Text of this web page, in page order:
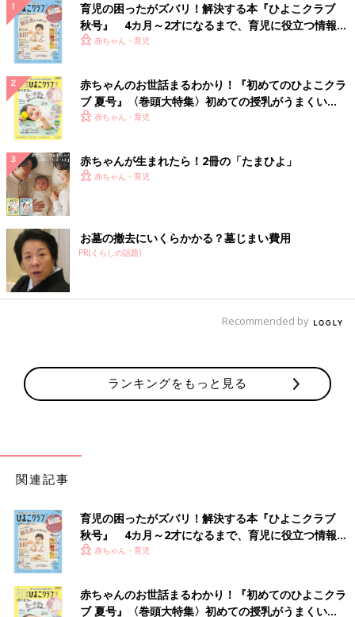
およそ3時間ごとに繰り返される、新生児の母乳・搾乳・ミルク
育児の困ったがズバリ！解決する本『ひよこクラブ
秋号』 4カ月～2才になるまで、育児に役立つ情報が
いっぱい！
赤ちゃん・育児
赤ちゃんのお世話まるわかり！『初めてのひよこクラ
ブ 夏号』〈巻頭大特集〉初めての授乳がうまくい
く！ おっぱい・ミルクの基本と夏のトラブル 解決テ
赤ちゃん・育児
赤ちゃんが生まれたら！2冊の「たまひよ」
赤ちゃん・育児
お墓の撤去にいくらかかる？墓じまい費用
PR(くらしの話題)
Recommended by
ランキングをもっと見る
関連記事
育児の困ったがズバリ！解決する本『ひよこクラブ
秋号』 4カ月～2才になるまで、育児に役立つ情報が
いっぱい！
赤ちゃん・育児
赤ちゃんのお世話まるわかり！『初めてのひよこクラ
ブ 夏号』〈巻頭大特集〉初めての授乳がうまくい